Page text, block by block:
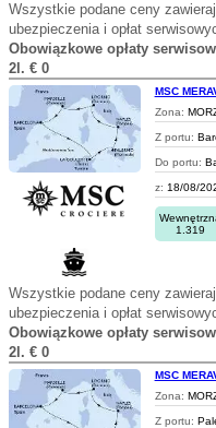
Wszystkie podane ceny
ubezpieczenia i opłat
Obowiązkowe opłaty
2l. € 0
MSC
Zona:
Z portu:
Do portu:
z: 18/08/
1.319
Wszystkie podane ceny
ubezpieczenia i opłat
Obowiązkowe opłaty
2l. € 0
MSC
Zona:
Z portu: